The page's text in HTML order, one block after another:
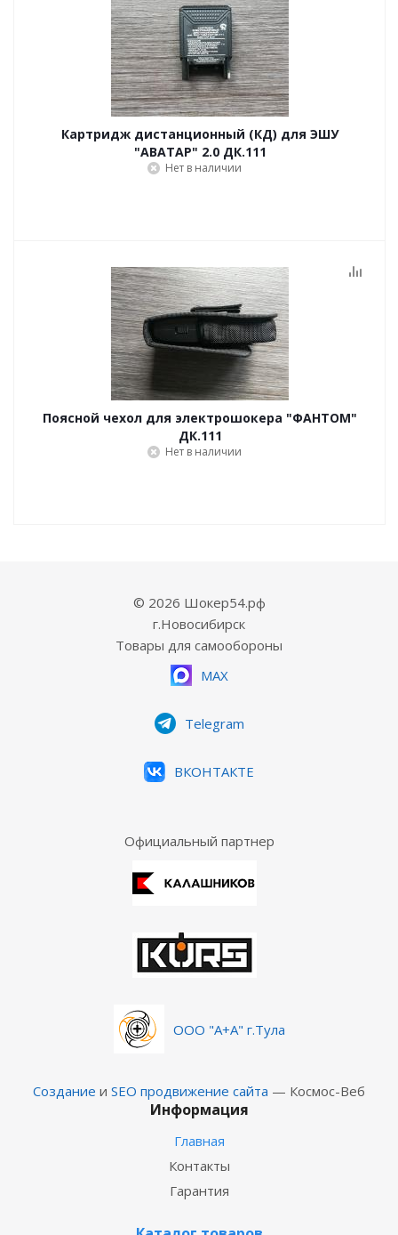
Картридж дистанционный (КД) для ЭШУ
"АВАТАР" 2.0 ДК.111
Нет в наличии
Поясной чехол для электрошокера "ФАНТОМ"
ДК.111
Нет в наличии
© 2026 Шокер54.рф
г.Новосибирск
Товары для самообороны
MAX
Telegram
ВКОНТАКТЕ
Официальный партнер
ООО "А+А" г.Тула
Создание и SEO продвижение сайта — Космос-Веб
Информация
Главная
Контакты
Гарантия